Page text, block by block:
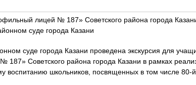
лицей № 187» Советского района города
суде города Казани
суде города Казани проведена экскурсия для
Советского района города Казани в рамках
воспитанию школьников, посвященных в том числе